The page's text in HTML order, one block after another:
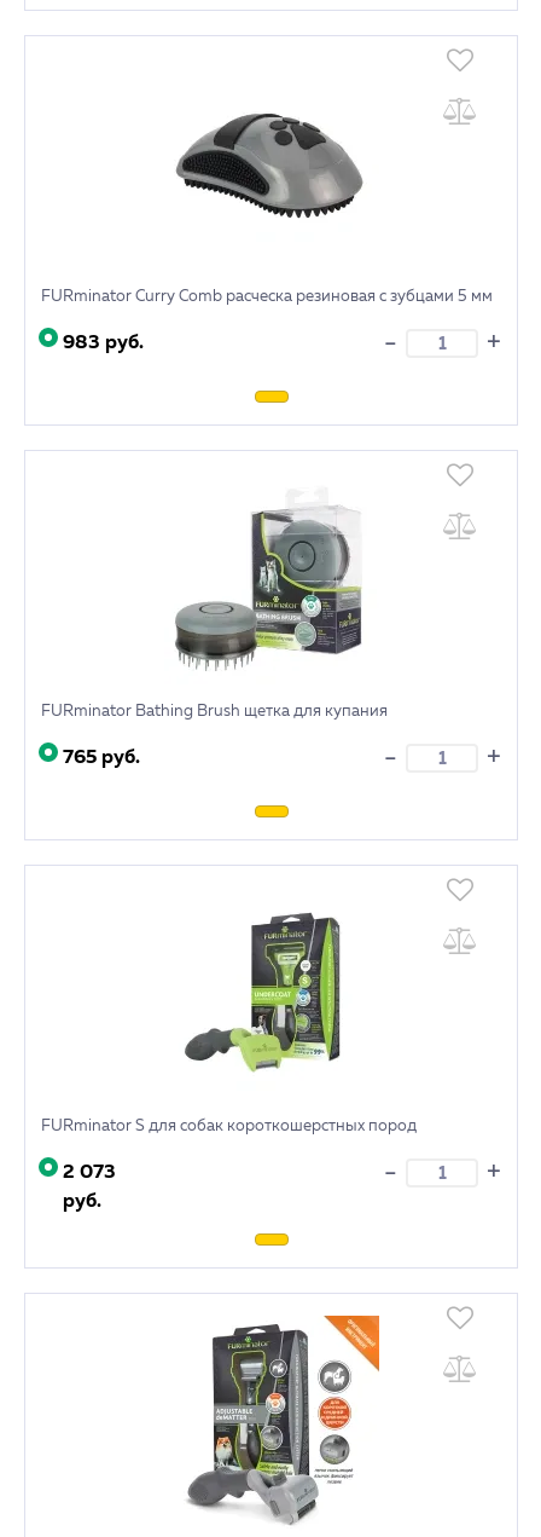
FURminator Curry Comb расческа резиновая с зубцами 5 мм
983 руб. - +
FURminator Bathing Brush щетка для купания
765 руб. - +
FURminator S для собак короткошерстных пород
2 073
руб.
- +